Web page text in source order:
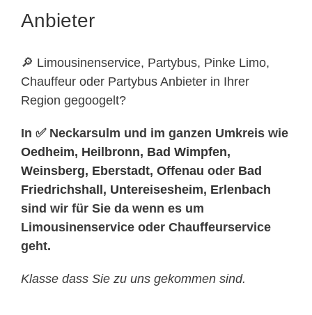
Anbieter
🔎 Limousinenservice, Partybus, Pinke Limo,
Chauffeur oder Partybus Anbieter in Ihrer
Region gegoogelt?
In ✅ Neckarsulm und im ganzen Umkreis wie
Oedheim, Heilbronn, Bad Wimpfen,
Weinsberg, Eberstadt, Offenau oder Bad
Friedrichshall , Untereisesheim, Erlenbach
sind wir für Sie da wenn es um
Limousinenservice oder Chauffeurservice
geht.
Klasse dass Sie zu uns gekommen sind.